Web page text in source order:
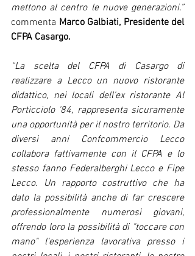
mettono al centro le nuove generazioni.”
commenta Marco Galbiati, Presidente del
CFPA Casargo.
“La scelta del CFPA di Casargo di
realizzare a Lecco un nuovo ristorante
didattico, nei locali dell'ex ristorante Al
Porticciolo '84, rappresenta sicuramente
una opportunità per il nostro territorio. Da
diversi anni Confcommercio Lecco
collabora fattivamente con il CFPA e lo
stesso fanno Federalberghi Lecco e Fipe
Lecco. Un rapporto costruttivo che ha
dato la possibilità anche di far crescere
professionalmente numerosi giovani,
offrendo loro la possibilità di "toccare con
mano" l'esperienza lavorativa presso i